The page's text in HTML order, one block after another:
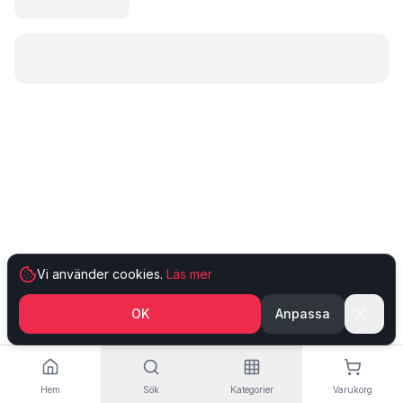
Hem Sök Kategorier Varukorg
Vi använder cookies. Läs mer
OK Anpassa